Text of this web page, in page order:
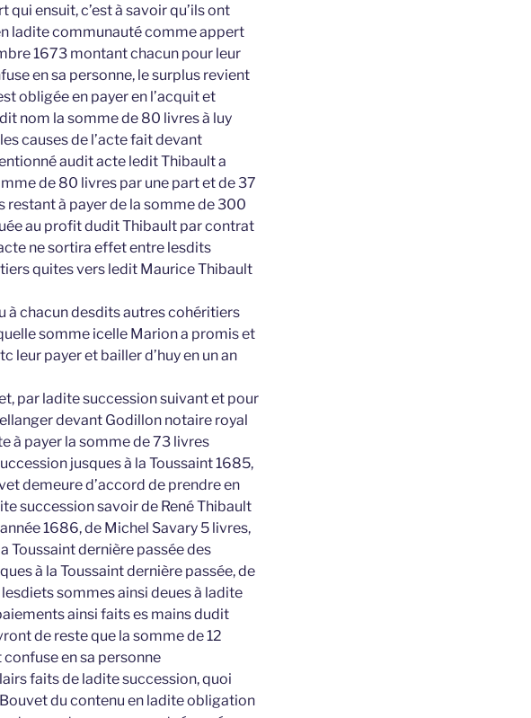
ensuit, c’est à savoir qu’ils ont
ladite communauté comme appert
1673 montant chacun pour leur
en sa personne, le surplus revient
obligée en payer en l’acquit et
nom la somme de 80 livres à luy
causes de l’acte fait devant
audit acte ledit Thibault a
de 80 livres par une part et de 37
restant à payer de la somme de 300
au profit dudit Thibault par contrat
ne sortira effet entre lesdits
quites vers ledit Maurice Thibault
à chacun desdits autres cohéritiers
somme icelle Marion a promis et
leur payer et bailler d’huy en un an
par ladite succession suivant et pour
devant Godillon notaire royal
à payer la somme de 73 livres
jusques à la Toussaint 1685,
demeure d’accord de prendre en
succession savoir de René Thibault
1686, de Michel Savary 5 livres,
Toussaint dernière passée des
à la Toussaint dernière passée, de
sommes ainsi deues à ladite
ainsi faits es mains dudit
de reste que la somme de 12
confuse en sa personne
faits de ladite succession, quoi
du contenu en ladite obligation